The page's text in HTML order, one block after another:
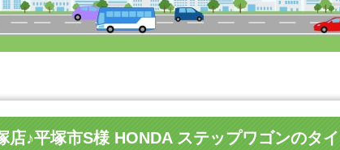
店♪平塚市S様 HONDA ステップワゴンのタ